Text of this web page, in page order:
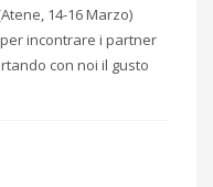
14-16 Marzo)
per incontrare i partner
con noi il gusto